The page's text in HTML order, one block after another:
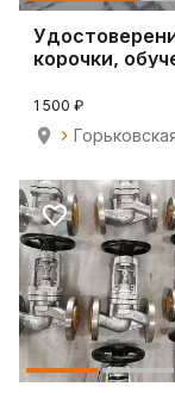
корочки,
1 500 ₽